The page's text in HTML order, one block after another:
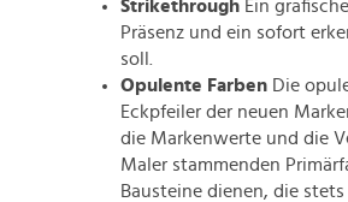
Strikethrough Ein
Präsenz und ein sofort
soll.
Opulente Farben Die
Eckpfeiler der neuen
die Markenwerte und die
Maler stammenden
Bausteine dienen, die